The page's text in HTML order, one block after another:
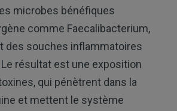
microbes bénéfiques
comme Faecalibacterium,
des souches inflammatoires
résultat est une exposition
qui pénètrent dans la
et mettent le système